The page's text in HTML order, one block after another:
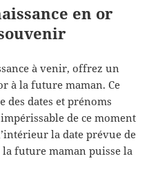
en or
à venir, offrez un
à la future maman. Ce
des dates et prénoms
de ce moment
la date prévue de
la future maman puisse la